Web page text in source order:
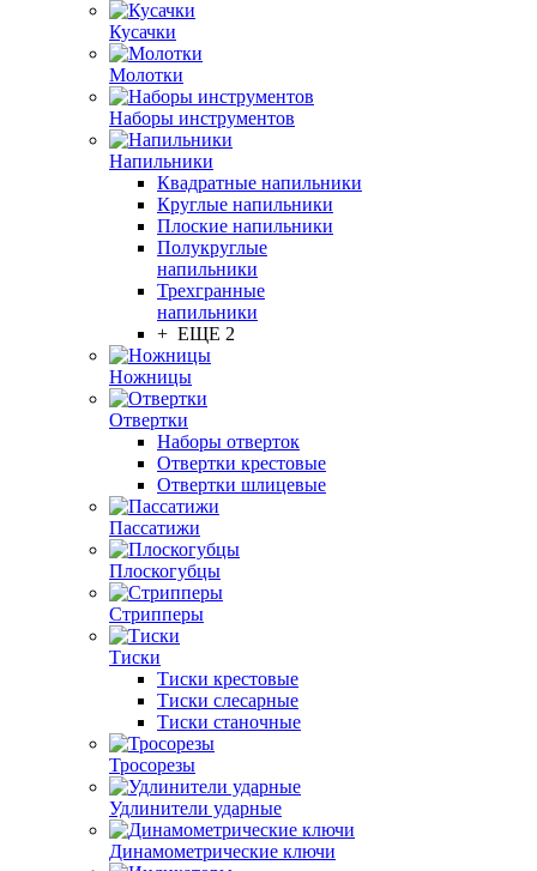
Кусачки
Молотки
Наборы инструментов
Напильники
Квадратные напильники
Круглые напильники
Плоские напильники
Полукруглые
напильники
Трехгранные
напильники
+ ЕЩЕ 2
Ножницы
Отвертки
Наборы отверток
Отвертки крестовые
Отвертки шлицевые
Пассатижи
Плоскогубцы
Стрипперы
Тиски
Тиски крестовые
Тиски слесарные
Тиски станочные
Тросорезы
Удлинители ударные
Динамометрические ключи